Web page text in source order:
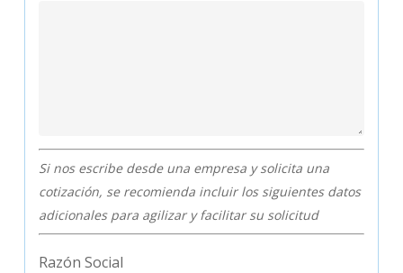
Si nos escribe desde una empresa y solicita una
cotización, se recomienda incluir los siguientes datos
adicionales para agilizar y facilitar su solicitud
Razón Social